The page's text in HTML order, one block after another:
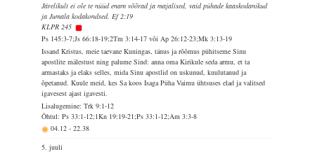
Järelikult ei ole te nüüd enam võõrad ja majalised, vaid pühade kaaskodanikud
ja Jumala kodakondsed. Ef 2:19
KLPR 245
Ps 145:3-7;Js 66:18-19;2Tm 3:14-17 või Ap 26:12-23;Mk 3:13-19
Issand Kristus, meie taevane Kuningas, tänus ja rõõmus pühitseme Sinu
apostlite mälestust ning palume Sind: anna oma Kirikule seda armu, et ta
armastaks ja elaks selles, mida Sinu apostlid on uskunud, kuulutanud ja
õpetanud. Kuule meid, kes Sa koos Isaga Püha Vaimu ühtsuses elad ja valitsed
igavesest ajast igavesti.
Lisalugemine: Trk 9:1-12
Õhtul: Ps 33:1-12;1Kn 19:19-21;Ps 33:1-12;Am 3:3-8
04.12-22.38
5. juuli